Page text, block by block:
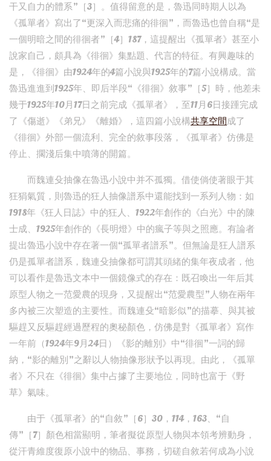
干又自力的體系”［3］。值得留意的是，魯迅同時期人以為
《孤單者》寫出了“更深入而悲痛的徘徊”，而魯迅也曾自稱“是
一個明暗之間的徘徊者”［4］187，這提醒出《孤單者》甚至小
說家自己，頗具為《徘徊》集點題、代言的特征。有興趣味的
是，《徘徊》由1924年的4篇小說與1925年的7篇小說構成。當
魯迅進進到1925年、即后半段“《徘徊》敘事”［5］時，他差未
幾于1925年10月17日之前完成《孤單者》，至11月6日接踵完成
了《傷逝》《弟兄》《離婚》，這四篇小說構共享空間成了
《徘徊》外部一個流利、完全的敘事段落，《孤單者》仿佛是
停止、擱淺后集中噴薄的開篇。
而魏連殳抽像在魯迅小說中并不孤獨。借使倘使著眼于其
狂狷氣質，則魯迅的狂人抽像譜系中還能找到一系列人物：如
1918年《狂人日誌》中的狂人、1922年創作的《白光》中的陳
士成、1925年創作的《長明燈》中的瘋子等與之照應。有論者
提出魯迅小說中存在著一個“孤單者譜系”。但無論是狂人譜系
仍是孤單者譜系，魏連殳抽像都可謂其頭緒的集年夜成者，他
可以看作是魯迅文本中一個鏡像式的存在：既召喚出一年后其
原型人物之一范愛農的現身，又提醒出“范愛農型”人物在兩年
多內被三次塑造的主要性。而魏連殳“暗影似”的描摹、與其被
驅趕又反驅趕經過歷程的奧秘顏色，仿佛是對《孤單者》寫作
一年前（1924年9月24日）《影的離別》中“徘徊”一詞的歸
納，“影的離別”之辭以人物抽像形狀予以再現。由此，《孤單
者》不只在《徘徊》集中占據了主要地位，同時也富于《野
草》氣味。
由于《孤單者》的“自敘”［6］30，114，163、“自
傳”［7］顏色相當顯明，筆者擬從原型人物與本領考辨動身，
從汗青維度復原小說中的物品、事務，切磋自敘若何成為小說